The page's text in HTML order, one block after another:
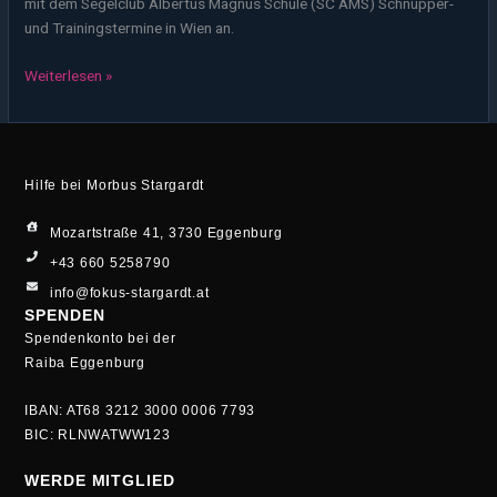
und Trainingstermine in Wien an.
Weiterlesen »
Hilfe bei Morbus Stargardt
Mozartstraße 41, 3730 Eggenburg
+43 660 5258790
info@fokus-stargardt.at
SPENDEN
Spendenkonto bei der
Raiba Eggenburg
IBAN: AT68 3212 3000 0006 7793
BIC: RLNWATWW123
WERDE MITGLIED